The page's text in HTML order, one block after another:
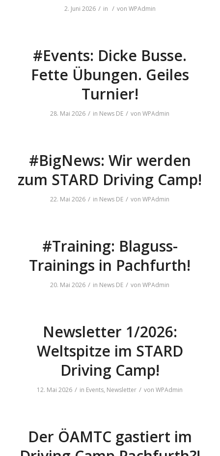
2. Juni 2026 / in / von WPAdmin
#Events: Dicke Busse.
Fette Übungen. Geiles
Turnier!
28. Mai 2026 / in News DE / vonWPAdmin
#BigNews: Wir werden
zum STARD Driving Camp!
22. Mai 2026 / in News DE / vonWPAdmin
#Training: Blaguss-
Trainings in Pachfurth!
20. Mai 2026 / in News DE / vonWPAdmin
Newsletter 1/2026:
Weltspitze im STARD
Driving Camp!
12. Mai 2026 / in Events, Newsletter / vonWPAdmin
Der ÖAMTC gastiert im